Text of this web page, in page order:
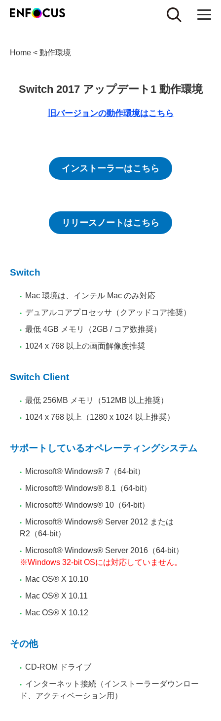
Home < 動作環境
Switch 2017 アップデート1 動作環境
旧バージョンの動作環境はこちら
インストーラーはこちら
リリースノートはこちら
Switch
Mac 環境は、インテル Mac のみ対応
デュアルコアプロセッサ（クアッドコア推奨）
最低 4GB メモリ（2GB / コア数推奨）
1024 x 768 以上の画面解像度推奨
Switch Client
最低 256MB メモリ（512MB 以上推奨）
1024 x 768 以上（1280 x 1024 以上推奨）
サポートしているオペレーティングシステム
Microsoft® Windows® 7（64-bit）
Microsoft® Windows® 8.1（64-bit）
Microsoft® Windows® 10（64-bit）
Microsoft® Windows® Server 2012 または
R2（64-bit）
Microsoft® Windows® Server 2016（64-bit）
※Windows 32-bit OSには対応していません。
Mac OS® X 10.10
Mac OS® X 10.11
Mac OS® X 10.12
その他
CD-ROM ドライブ
インターネット接続（インストーラーダウンロー
ド、アクティベーション用）